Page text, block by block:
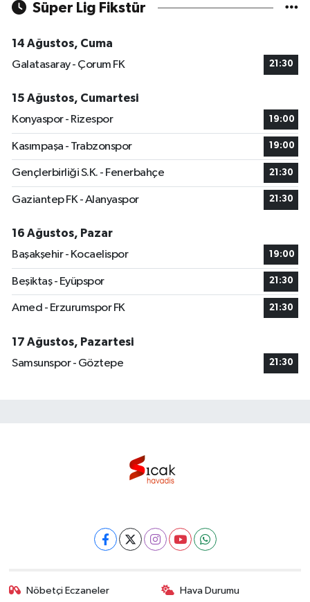
Süper Lig Fikstür
14 Ağustos, Cuma
Galatasaray - Çorum FK
21:30
15 Ağustos, Cumartesi
Konyaspor - Rizespor
19:00
Kasımpaşa - Trabzonspor 19:00
Gençlerbirliği S.K. - Fenerbahçe 21:30
Gaziantep FK - Alanyaspor 21:30
16 Ağustos, Pazar
Başakşehir - Kocaelispor
19:00
Beşiktaş - Eyüpspor 21:30
Amed - Erzurumspor FK 21:30
17 Ağustos, Pazartesi
Samsunspor - Göztepe
21:30
Nöbetçi Eczaneler Hava Durumu